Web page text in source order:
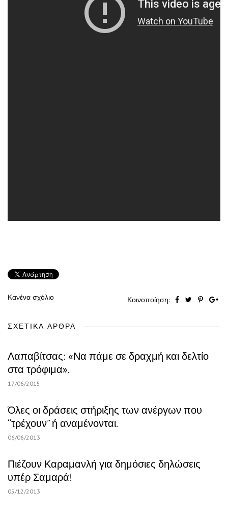
Κανένα σχόλιο Κοινοποίηση:
ΣΧΕΤΙΚΆ ΆΡΘΡΑ
Λαπαβίτσας: «Να πάμε σε δραχμή και δελτίο
στα τρόφιμα».
17/06/2015
Όλες οι δράσεις στήριξης των ανέργων που
“τρέχουν” ή αναμένονται.
06/06/2013
Πιέζουν Καραμανλή για δημόσιες δηλώσεις
υπέρ Σαμαρά!
05/12/2013